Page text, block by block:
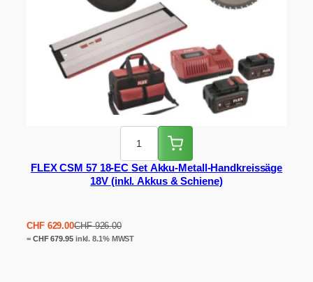
FLEX CSM 57 18-EC Set Akku-Metall-Handkreissäge
18V (inkl. Akkus & Schiene)
CHF926.00
Ursprünglicher
Preis
CHF629.00
Aktueller
Preis
= CHF679.95inkl. 8.1% MWST